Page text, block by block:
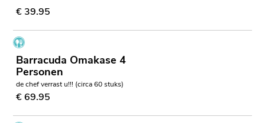
€ 39.95
Barracuda Omakase 4
Personen
de chef verrast u!!! (circa 60 stuks)
€ 69.95